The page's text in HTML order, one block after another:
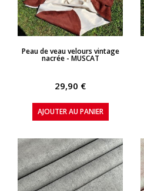
APERÇU RAPIDE
Peau de veau velours vintage
nacrée - MUSCAT
29,90 €
AJOUTER AU PANIER